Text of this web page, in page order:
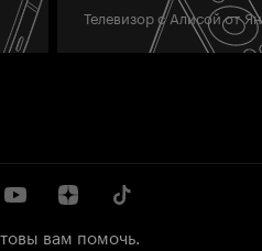
Телевизор с Алисой от
вам помочь.